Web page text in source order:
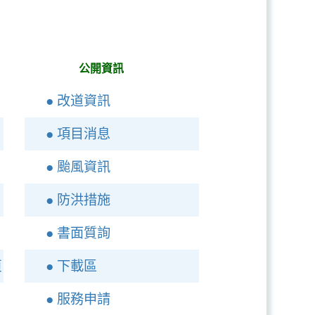
公開資訊
● 改道資訊
● 項目消息
● 颱風資訊
● 防洪措施
● 書面質詢
● 下載區
● 服務申請